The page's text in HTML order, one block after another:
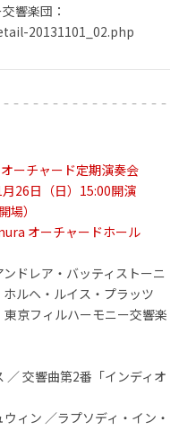
響楽団：
20131101_02.php
- - - - - - - - - - - - - - - - -
ーチャード定期演奏会
26日（日）15:00開演
場）
オーチャードホール
ンドレア・バッティストーニ
ホルヘ・ルイス・プラッツ
東京フィルハーモニー交響楽
／ 交響曲第2番「インディオ
ィン ／ラプソディ・イン・